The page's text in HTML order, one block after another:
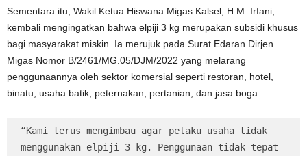
Sementara itu, Wakil Ketua Hiswana Migas Kalsel, H.M. Irfani,
kembali mengingatkan bahwa elpiji 3 kg merupakan subsidi khusus
bagi masyarakat miskin. Ia merujuk pada Surat Edaran Dirjen
Migas Nomor B/2461/MG.05/DJM/2022 yang melarang
penggunaannya oleh sektor komersial seperti restoran, hotel,
binatu, usaha batik, peternakan, pertanian, dan jasa boga.
“Kami terus mengimbau agar pelaku usaha tidak
menggunakan elpiji 3 kg. Penggunaan tidak tepat